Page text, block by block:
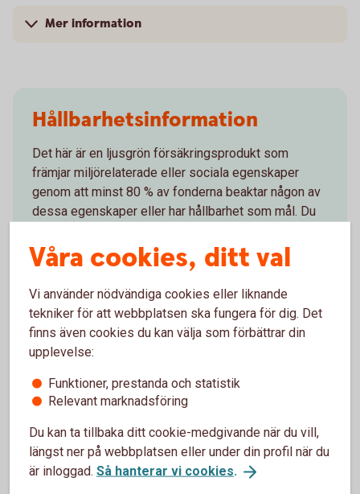
Mer information
Hållbarhetsinformation
Det här är en ljusgrön försäkringsprodukt som
främjar miljörelaterade eller sociala egenskaper
genom att minst 80 % av fonderna beaktar någon av
dessa egenskaper eller har hållbarhet som mål. Du
investeringar genom att välja hållbara fonder. Läs
mer om det och hur Swedbank Försäkring arbetar
med hållbarhet på bolagsnivå samt i sina kapital-
och pensionsförsäkringar nedan.
Hållbart sparande och hållbara
Börja spara i Kapitalspar Fond
Våra cookies, ditt val
Vi använder nödvändiga cookies eller liknande
tekniker för att webbplatsen ska fungera för dig. Det
finns även cookies du kan välja som förbättrar din
upplevelse:
Funktioner, prestanda och statistik
Relevant marknadsföring
Du kan ta tillbaka ditt cookie-medgivande när du vill,
längst ner på webbplatsen eller under din profil när du
är inloggad. Så hanterar vi cookies.